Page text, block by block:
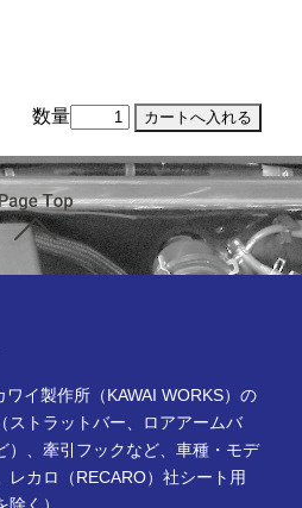
数量
ページTOP
イ製作所（KAWAI WORKS）の
ストラットバー、ロアアームバ
）、牽引フックなど、車種・モデ
レカロ（RECARO）社シート用